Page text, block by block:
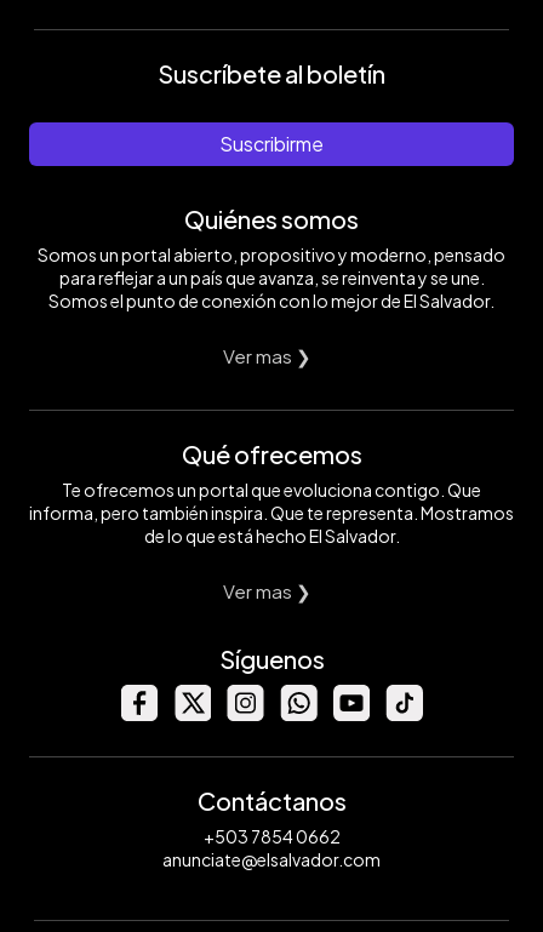
Suscríbete al boletín
Suscribirme
Quiénes somos
Somos un portal abierto, propositivo y moderno, pensado
para reflejar a un país que avanza, se reinventa y se une.
Somos el punto de conexión con lo mejor de El Salvador.
Ver mas ❯
Qué ofrecemos
Te ofrecemos un portal que evoluciona contigo. Que
informa, pero también inspira. Que te representa. Mostramos
de lo que está hecho El Salvador.
Ver mas ❯
Síguenos
Contáctanos
+503 7854 0662
anunciate@elsalvador.com